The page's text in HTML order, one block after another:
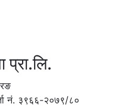
प्रा.लि.
नं. ३९६६-२०७९/८०